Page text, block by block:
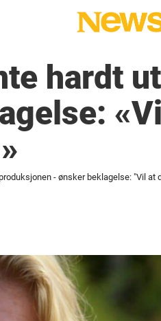
hardt
- ønsker beklagelse: "Vil at